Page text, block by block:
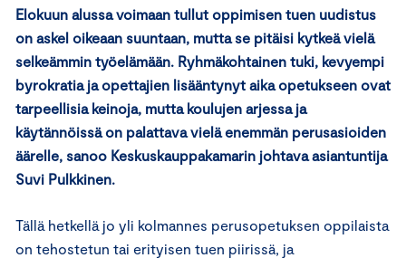
Elokuun alussa voimaan tullut oppimisen tuen uudistus
on askel oikeaan suuntaan, mutta se pitäisi kytkeä vielä
selkeämmin työelämään. Ryhmäkohtainen tuki, kevyempi
byrokratia ja opettajien lisääntynyt aika opetukseen ovat
tarpeellisia keinoja, mutta koulujen arjessa ja
käytännöissä on palattava vielä enemmän perusasioiden
äärelle, sanoo Keskuskauppakamarin johtava asiantuntija
Suvi Pulkkinen.
Tällä hetkellä jo yli kolmannes perusopetuksen oppilaista
on tehostetun tai erityisen tuen piirissä, ja